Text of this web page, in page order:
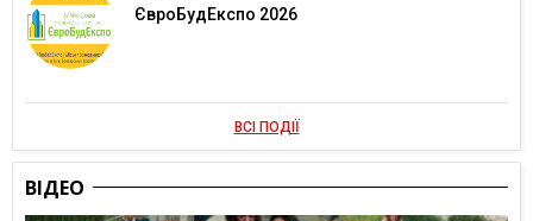
ЄвроБудЕкспо 2026
ВСІ ПОДІЇ
ВІДЕО